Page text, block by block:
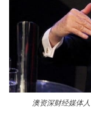
澳资深财经媒体